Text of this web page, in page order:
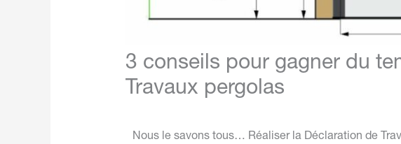
3 conseils pour gagner du
Travaux pergolas
Nous le savons tous… Réaliser la Déclaration de